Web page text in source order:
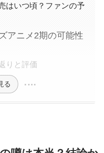
はいつ頃？ファンの予
アニメ2期の可能性
りと評価
る